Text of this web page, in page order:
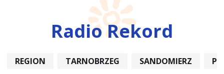
Radio Rekord
REGION TARNOBRZEG SANDOMIERZ